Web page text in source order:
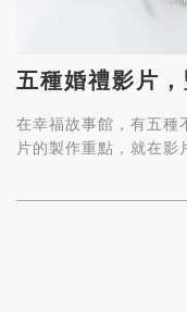
五種婚禮影片
在幸福故事館，有五種
片的製作重點，就在影